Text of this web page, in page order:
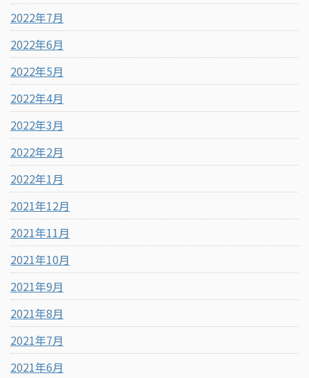
2022年7月
2022年6月
2022年5月
2022年4月
2022年3月
2022年2月
2022年1月
2021年12月
2021年11月
2021年10月
2021年9月
2021年8月
2021年7月
2021年6月